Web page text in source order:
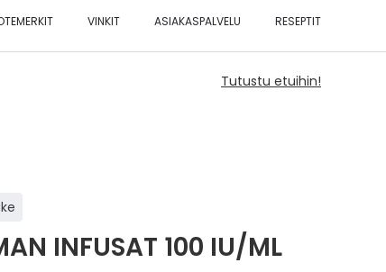
VINKIT ASIAKASPALVELU RESEPTIT
Tutustu etuihin!
INFUSAT 100 IU/ML